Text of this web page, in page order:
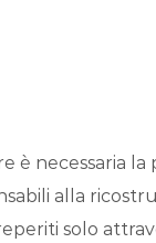
necessaria
alla
solo